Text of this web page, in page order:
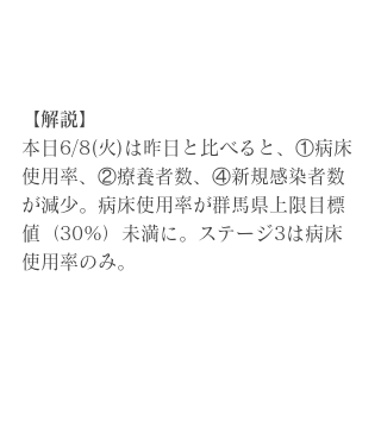
【解説】
本日6/8(火)は昨日と比べると、①病床
使用率、②療養者数、④新規感染者数
が減少。病床使用率が群馬県上限目標
値（30%）未満に。ステージ3は病床
使用率のみ。